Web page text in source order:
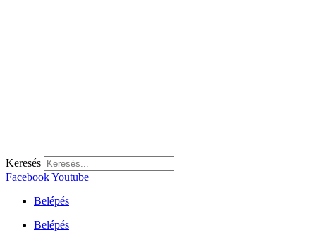
Keresés
FacebookYoutube
Belépés
Belépés